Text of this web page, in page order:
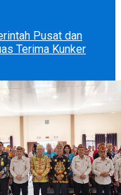
Pusat dan
Terima Kunker